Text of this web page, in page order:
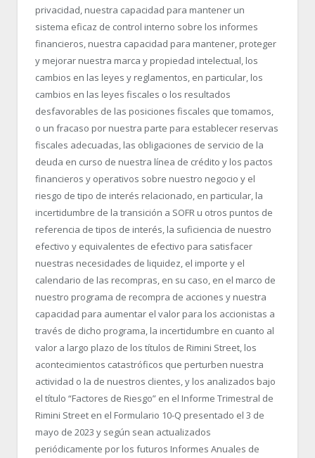
privacidad, nuestra capacidad para mantener un
sistema eficaz de control interno sobre los informes
financieros, nuestra capacidad para mantener, proteger
y mejorar nuestra marca y propiedad intelectual, los
cambios en las leyes y reglamentos, en particular, los
cambios en las leyes fiscales o los resultados
desfavorables de las posiciones fiscales que tomamos,
o un fracaso por nuestra parte para establecer reservas
fiscales adecuadas, las obligaciones de servicio de la
deuda en curso de nuestra línea de crédito y los pactos
financieros y operativos sobre nuestro negocio y el
riesgo de tipo de interés relacionado, en particular, la
incertidumbre de la transición a SOFR u otros puntos de
referencia de tipos de interés, la suficiencia de nuestro
efectivo y equivalentes de efectivo para satisfacer
nuestras necesidades de liquidez, el importe y el
calendario de las recompras, en su caso, en el marco de
nuestro programa de recompra de acciones y nuestra
capacidad para aumentar el valor para los accionistas a
través de dicho programa, la incertidumbre en cuanto al
valor a largo plazo de los títulos de Rimini Street, los
acontecimientos catastróficos que perturben nuestra
actividad o la de nuestros clientes, y los analizados bajo
el título “Factores de Riesgo” en el Informe Trimestral de
Rimini Street en el Formulario 10-Q presentado el 3 de
mayo de 2023 y según sean actualizados
periódicamente por los futuros Informes Anuales de